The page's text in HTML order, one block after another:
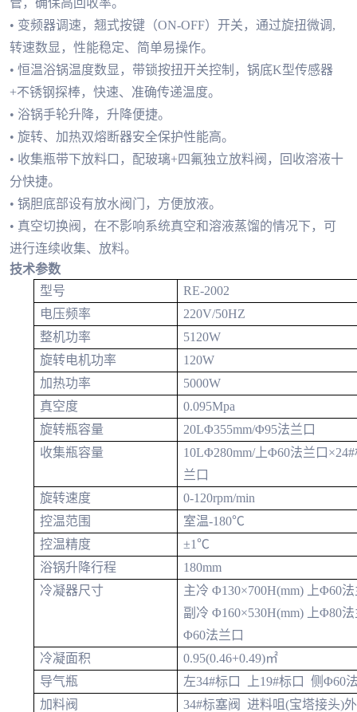
管，确保高回收率。
• 变频器调速，翘式按键（ON-OFF）开关，通过旋扭微调,
转速数显，性能稳定、简单易操作。
• 恒温浴锅温度数显，带锁按扭开关控制，锅底K型传感器
+不锈钢探棒，快速、准确传递温度。
• 浴锅手轮升降，升降便捷。
• 旋转、加热双熔断器安全保护性能高。
• 收集瓶带下放料口，配玻璃+四氟独立放料阀，回收溶液十
分快捷。
• 锅胆底部设有放水阀门，方便放液。
• 真空切换阀，在不影响系统真空和溶液蒸馏的情况下，可
进行连续收集、放料。
技术参数
型号
RE-2002
电压频率
220V/50HZ
整机功率
5120W
旋转电机功率
120W
加热功率
5000W
真空度
0.095Mpa
旋转瓶容量
20LΦ355mm/Φ95法兰口
收集瓶容量
10LΦ280mm/上Φ60法兰口
兰口
旋转速度
0-120rpm/min
控温范围
室温-180℃
控温精度
±1℃
浴锅升降行程
180mm
冷凝器尺寸
主冷 Φ130×700H(mm) 上Φ60
副冷 Φ160×530H(mm) 上Φ80
Φ60法兰口
冷凝面积
0.95(0.46+0.49)㎡
导气瓶
左34#标口 上19#标口 侧Φ60
加料阀
34#标塞阀 进料咀(宝塔接头)